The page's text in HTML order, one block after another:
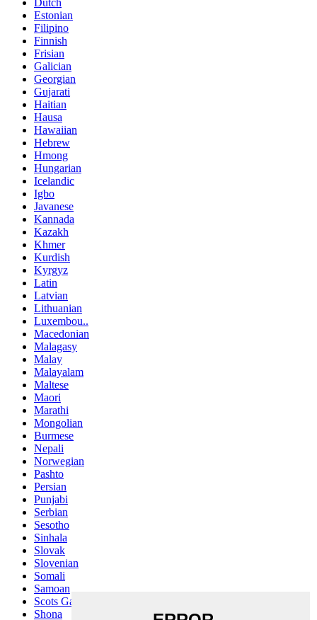
Dutch
Estonian
Filipino
Finnish
Frisian
Galician
Georgian
Gujarati
Haitian
Hausa
Hawaiian
Hebrew
Hmong
Hungarian
Icelandic
Igbo
Javanese
Kannada
Kazakh
Khmer
Kurdish
Kyrgyz
Latin
Latvian
Lithuanian
Luxembou..
Macedonian
Malagasy
Malay
Malayalam
Maltese
Maori
Marathi
Mongolian
Burmese
Nepali
Norwegian
Pashto
Persian
Punjabi
Serbian
Sesotho
Sinhala
Slovak
Slovenian
Somali
Samoan
Scots Gaelic
Shona